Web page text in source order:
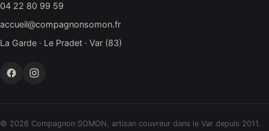
04 22 80 99 59
accueil@compagnonsomon.fr
La Garde · Le Pradet · Var (83)
© 2026 Compagnon SOMON, artisan couvreur dans le Var depuis 2011.